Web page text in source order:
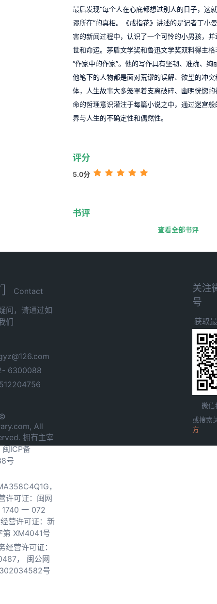
最后发现“每个人在心底都想过别人的日子，这
谬所在”的真相。《戒指花》讲述的是记者丁小
害的新闻过程中，认识了一个可怜的小男孩，
世和命运。茅盾文学奖和鲁迅文学奖双料得主
“作家中的作家”。他的写作具有坚韧、准确、绚
他笔下的人物都是面对荒谬的误解、欲望的冲
体，人生故事大多笼罩着支离破碎、幽明恍惚
命的哲理意识灌注于每篇小说之中，通过迷宫
界与人生的不确定性和偶然性。
评分
5.0分
书评
查看全部书评
Contact
问，请通过如
们
6300088
All
拥有主宰
闽ICP备
号
，
许可证：闽网
一 072
营许可证：新
第 XM4041号
经营许可证：
，
闽公网
号
关注
号
获取
微信
或搜索
方